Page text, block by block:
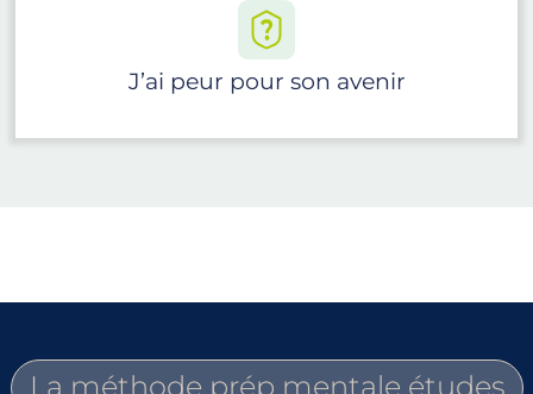
J’ai peur pour son avenir
La méthode prép mentale études